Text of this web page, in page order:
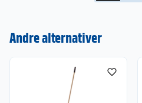
Andre alternativer
Angre- og returrett